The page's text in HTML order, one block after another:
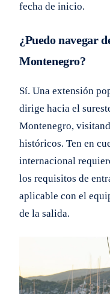
fecha de inicio.
¿Puedo navegar
Montenegro?
Sí. Una extensión
dirige hacia el
Montenegro,
históricos. Ten en
internacional
los requisitos de
aplicable con el
de la salida.